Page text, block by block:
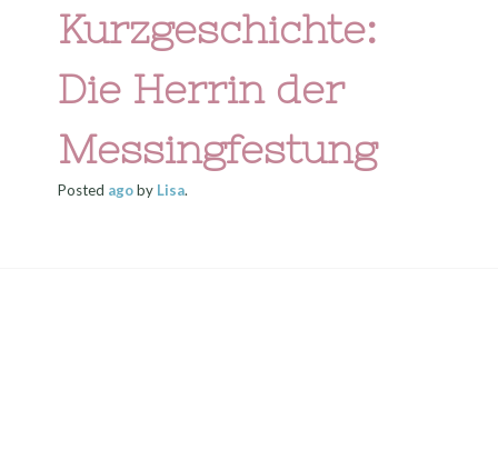
Kurzgeschichte:
Die Herrin der
Messingfestung
Posted agoby Lisa.